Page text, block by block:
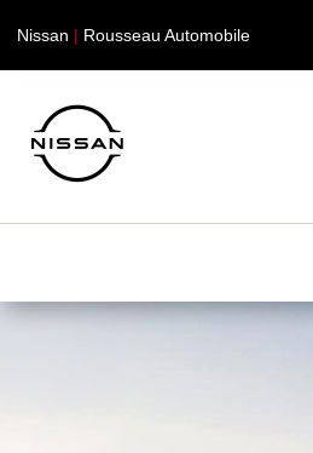
Nissan | Rousseau Automobile